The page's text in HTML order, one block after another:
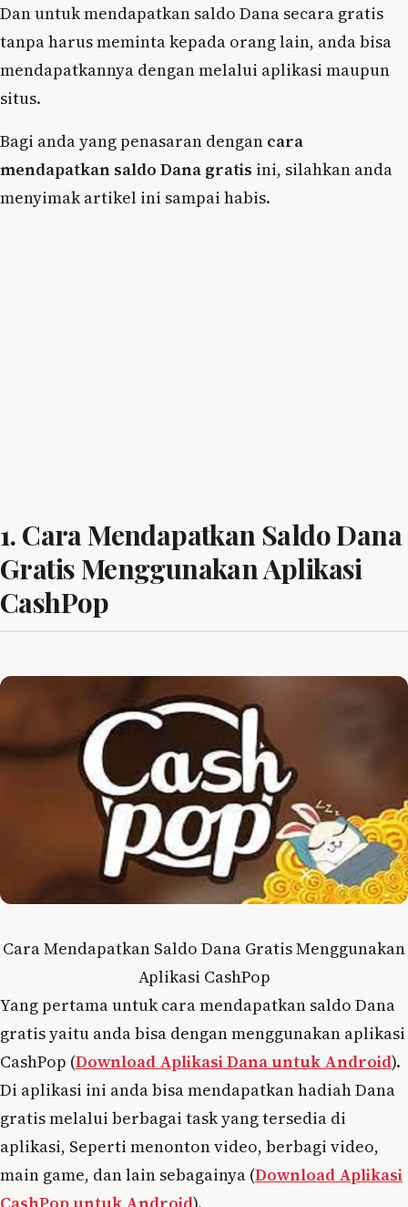
Dan untuk mendapatkan saldo Dana secara gratis
tanpa harus meminta kepada orang lain, anda bisa
mendapatkannya dengan melalui aplikasi maupun
situs.
Bagi anda yang penasaran dengan cara
mendapatkan saldo Dana gratis ini, silahkan anda
menyimak artikel ini sampai habis.
1. Cara Mendapatkan Saldo Dana
Gratis Menggunakan Aplikasi
CashPop
Cara Mendapatkan Saldo Dana Gratis Menggunakan
Aplikasi CashPop
Yang pertama untuk cara mendapatkan saldo Dana
gratis yaitu anda bisa dengan menggunakan aplikasi
CashPop (Download Aplikasi Dana untuk Android).
Di aplikasi ini anda bisa mendapatkan hadiah Dana
gratis melalui berbagai task yang tersedia di
aplikasi, Seperti menonton video, berbagi video,
main game, dan lain sebagainya (Download Aplikasi